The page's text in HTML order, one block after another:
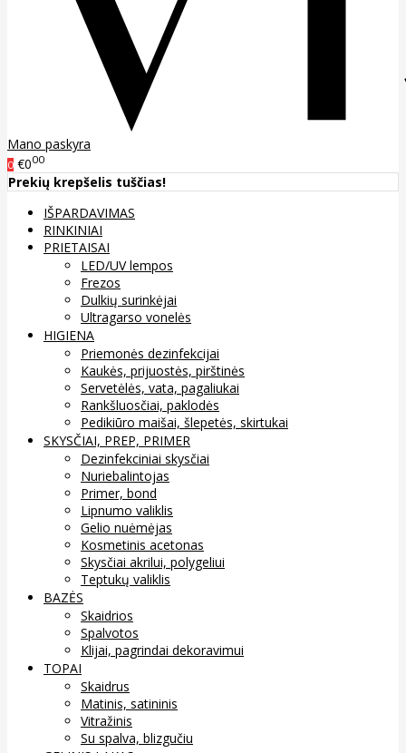
Mano paskyra
0 €000
Prekių krepšelis tuščias!
IŠPARDAVIMAS
RINKINIAI
PRIETAISAI
LED/UV lempos
Frezos
Dulkių surinkėjai
Ultragarso vonelės
HIGIENA
Priemonės dezinfekcijai
Kaukės, prijuostės, pirštinės
Servetėlės, vata, pagaliukai
Rankšluosčiai, paklodės
Pedikiūro maišai, šlepetės, skirtukai
SKYSČIAI, PREP, PRIMER
Dezinfekciniai skysčiai
Nuriebalintojas
Primer, bond
Lipnumo valiklis
Gelio nuėmėjas
Kosmetinis acetonas
Skysčiai akrilui, polygeliui
Teptukų valiklis
BAZĖS
Skaidrios
Spalvotos
Klijai, pagrindai dekoravimui
TOPAI
Skaidrus
Matinis, satininis
Vitražinis
Su spalva, blizgučiu